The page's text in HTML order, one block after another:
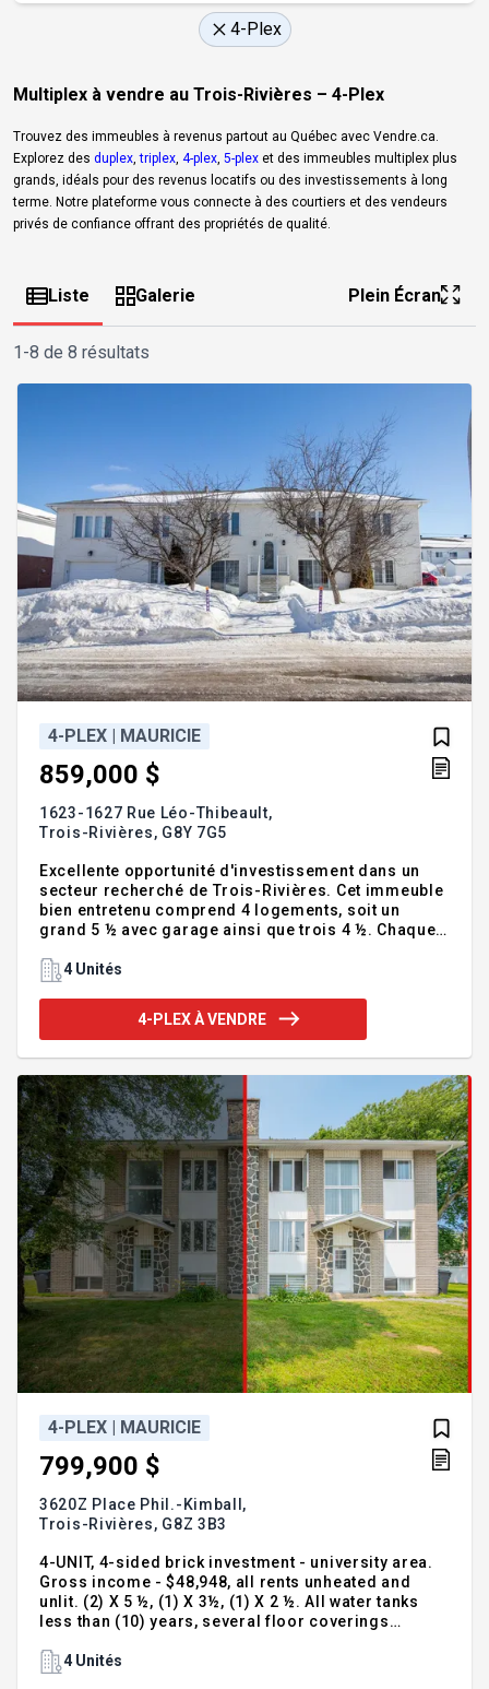
4-Plex
Multiplex à vendre au Trois-Rivières – 4-Plex
Trouvez des immeubles à revenus partout au Québec avec Vendre.ca.
Explorez des duplex ,triplex 4-plex 5-plex et des immeubles multiplex plus
grands, idéals pour des revenus locatifs ou des investissements à long
terme. Notre plateforme vous connecte à des courtiers et des vendeurs
privés de confiance offrant des propriétés de qualité.
Liste Galerie Plein Écran
1-8 de 8 résultats
4-PLEX | MAURICIE
859,000 $
1623-1627 Rue Léo-Thibeault,
Trois-Rivières, G8Y 7G5
Excellente opportunité d'investissement dans un
secteur recherché de Trois-Rivières. Cet immeuble
bien entretenu comprend 4 logements, soit un
grand 5 ½ avec garage ainsi que trois 4 ½. Chaque
stationnement. L'immeuble se distingue également
par son plancher séparateur en béton, offrant une
meilleure insonorisation entre les étages. Situé
près de tous les services (commerces, écoles,
judicieux autant pour un investisseur que pour un
propriétaire occupant. A
4 Unités
4-PLEX À VENDRE
4-PLEX | MAURICIE
799,900 $
3620Z Place Phil.-Kimball,
Trois-Rivières, G8Z 3B3
4-UNIT, 4-sided brick investment - university area.
Gross income - $48,948, all rents unheated and
unlit. (2) X 5 ½, (1) X 3½, (1) X 2 ½. All water tanks
less than (10) years, several floor coverings
and bathrooms renovated, PVC windows (2004-
2011), gutters (2022), balconies/stairs (2018-2019-
4 Unités